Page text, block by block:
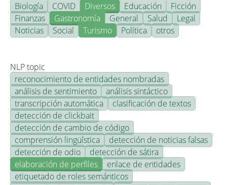
Biología
COVID Diversos Educación
Ficción
Finanzas
Gastronomía General Salud
Legal
Noticias
Social Turismo Política otros
NLP topic
reconocimiento de entidades nombradas
análisis de sentimiento
análisis sintáctico
transcripción automática
clasificación de textos
detección de clickbait
detección de cambio de código
comprensión lingüística
detección de noticias falsas
detección de odio
detección de sátira
elaboración de perfiles
enlace de entidades
etiquetado de roles semánticos